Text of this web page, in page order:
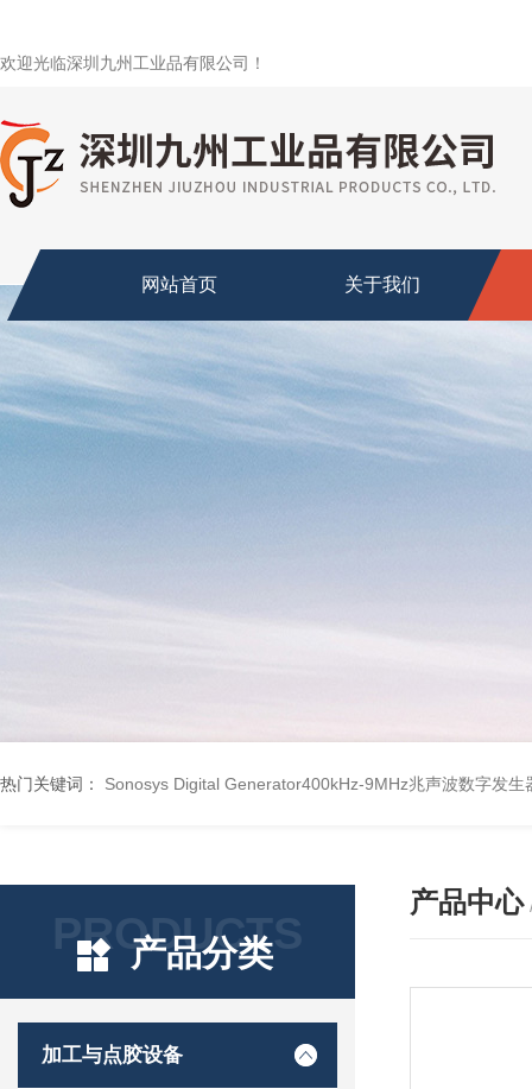
欢迎光临深圳九州工业品有限公司！
网站首页 关于我们
热门关键词： Sonosys Digital Generator400kHz-9MHz兆声波数字发生
PRODUCTS
产品分类
加工与点胶设备
产品中心